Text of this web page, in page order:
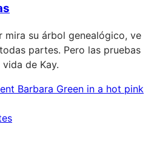
mira su árbol genealógico, ve
partes. Pero las pruebas
de Kay.